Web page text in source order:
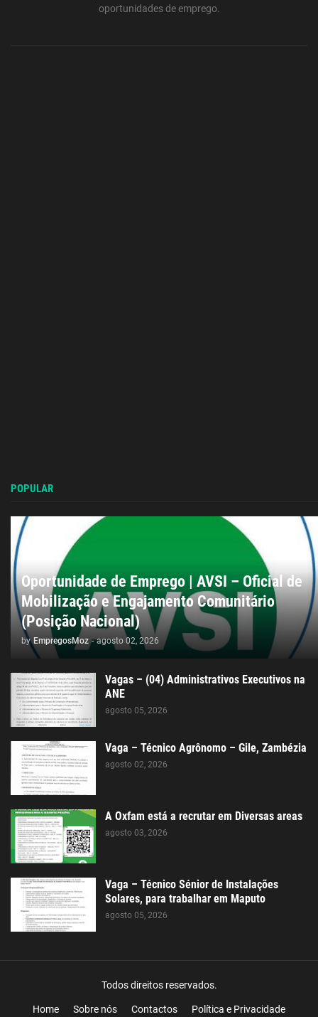
oportunidades de emprego.
POPULAR
Oportunidade de Emprego | AVSI – Oficial de
Mobilização e Engajamento Comunitário
(Posição Nacional)
by EmpregosMoz - agosto 02, 2026
Vagas – (04) Administrativos Executivos na
ANE
agosto 05, 2026
Vaga – Técnico Agrônomo – Gile, Zambézia
agosto 02, 2026
A Oxfam está a recrutar em Diversas areas
agosto 03, 2026
Vaga – Técnico Sénior de Instalações
Solares, para trabalhar em Maputo
agosto 05, 2026
Todos direitos reservados.
Home Sobre nós Contactos Política e Privacidade